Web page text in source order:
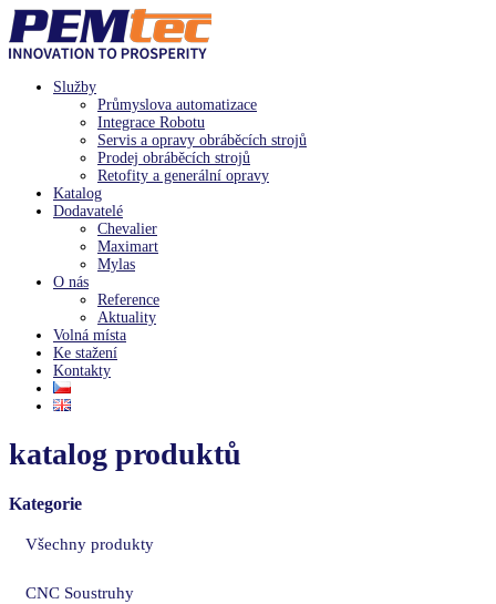
Služby
Průmyslova automatizace
Integrace Robotu
Servis a opravy obráběcích strojů
Prodej obráběcích strojů
Retofity a generální opravy
Katalog
Dodavatelé
Chevalier
Maximart
Mylas
O nás
Reference
Aktuality
Volná místa
Ke stažení
Kontakty
katalog produktů
Kategorie
Všechny produkty
CNC Soustruhy